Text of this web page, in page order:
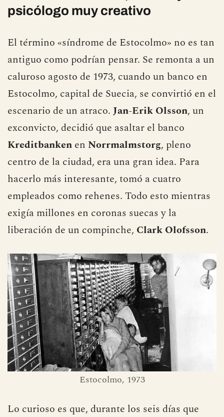
psicólogo muy creativo
El término «síndrome de Estocolmo» no es tan
antiguo como podrían pensar. Se remonta a un
caluroso agosto de 1973, cuando un banco en
Estocolmo, capital de Suecia, se convirtió en el
escenario de un atraco. Jan-Erik Olsson, un
exconvicto, decidió que asaltar el banco
Kreditbanken en Norrmalmstorg, pleno
centro de la ciudad, era una gran idea. Para
hacerlo más interesante, tomó a cuatro
empleados como rehenes. Todo esto mientras
exigía millones en coronas suecas y la
liberación de un compinche, Clark Olofsson.
Estocolmo, 1973
Lo curioso es que, durante los seis días que